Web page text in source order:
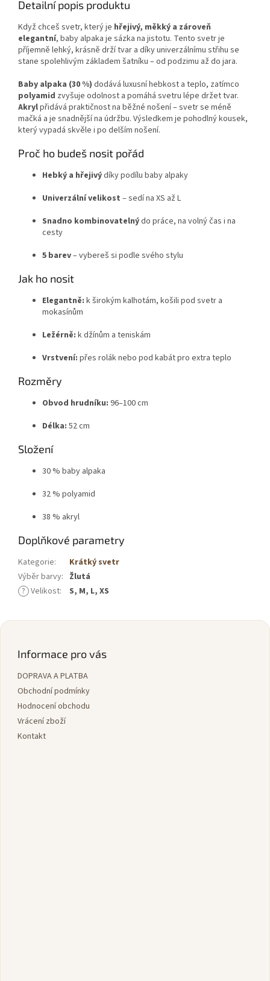
Detailní popis produktu
Když chceš svetr, který je hřejivý, měkký a zároveň
elegantní, baby alpaka je sázka na jistotu. Tento svetr je
příjemně lehký, krásně drží tvar a díky univerzálnímu střihu se
stane spolehlivým základem šatníku – od podzimu až do jara.
Baby alpaka (30 %) dodává luxusní hebkost a teplo, zatímco
polyamid zvyšuje odolnost a pomáhá svetru lépe držet tvar.
Akrylpřidává praktičnost na běžné nošení – svetr se méně
mačká a je snadnější na údržbu. Výsledkem je pohodlný kousek,
který vypadá skvěle i po delším nošení.
Proč ho budeš nosit pořád
Hebký a hřejivýdíky podílu baby alpaky
Univerzální velikost – sedí na XS až L
Snadno kombinovatelnýdo práce, na volný čas i na
cesty
5 barev– vybereš si podle svého stylu
Jak ho nosit
Elegantně: k širokým kalhotám, košili pod svetr a
mokasínům
Ležérně: k džínům a teniskám
Vrstvení: přes rolák nebo pod kabát pro extra teplo
Rozměry
Obvod hrudníku: 96–100 cm
Délka: 52 cm
Složení
30 % baby alpaka
32 % polyamid
38 % akryl
Doplňkové parametry
Kategorie:
Krátký svetr
Výběr barvy: Žlutá
? Velikost: S, M, L, XS
Z
Informace pro vás
DOPRAVA A PLATBA
Obchodní podmínky
Hodnocení obchodu
Vrácení zboží
Kontakt